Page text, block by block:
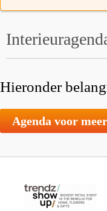
Hieronder
Agenda voor